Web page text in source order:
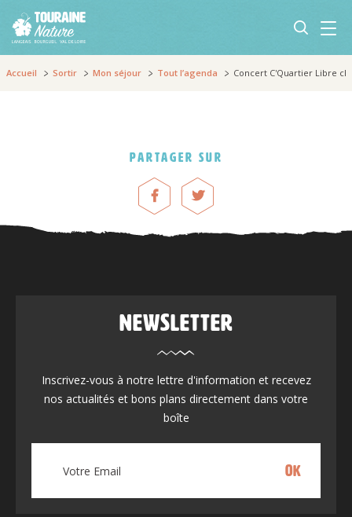
Accueil Sortir Mon séjour Tout l’agenda Concert C'Quartier Libre
Partager sur
Newsletter
Inscrivez-vous à notre lettre d'information et recevez
nos actualités et bons plans directement dans votre
boîte